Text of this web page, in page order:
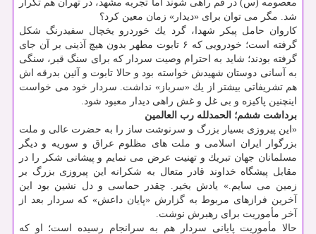
معصومه (س) در قم راهی شوند اما تجربه مشهد، در تهران هم تكرار
شد. مگر می توان برای «دیدار» زمان معین كرد؟
كاروان حامل پیكر شهدا، گرد یك خوردرو یخچال سفیدرنگ شكل
گرفته است؛ خودرویی كه ۶ تابوت مطهر بدون هیچ آذینی بر آن جای
گرفته بودند؛ شاید به احترام وصیت سردار كه برای سنگ قبر، سنگی
به آسانی دوستان شهیدش خواسته بود و حالا تابوت و آئین بدرقه اش
هم تشریفاتی بیشتر از یك «سرباز» نداشت. سردار خود می خواست
اینچنین پاكیزه و بی غل و غش راهی دیدار معبود شود.
برداشت ششم؛ الحمدلله رب العالمین
«این پیروزی بسیار بزرگ و سرنوشت ساز را به حضرت عالی و ملت
بزرگوار ایران اسلامی و ملت های مظلوم عراق و سوریه و دیگر
مسلمانان جهان تبریك و تهنیت عرض می نمایم و پیشانی شكر را در
مقابل پیشگاه خداوند قادر متعال به شكرانه این پیروزی بزرگ بر
زمین می سایم.» یادش بخیر. چقدر حماسی و دل نشین بود این
آخرین فرازهای مربوط به گزارش «پایان داعش» كه سردار بعد از
آخر مأموریت برای رهبرش نوشت.
حالا مأموریت پایانی سردار هم به سرانجام رسیده است؛ او كه